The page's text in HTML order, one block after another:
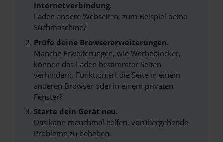
Internetverbindung.
Laden andere Webseiten, zum Beispiel deine
Suchmaschine?
Prüfe deine Browsererweiterungen.
Manche Erweiterungen, wie Werbeblocker,
können das Laden bestimmter Seiten
verhindern. Funktioniert die Seite in einem
anderen Browser oder in einem privaten
Fenster?
Starte dein Gerät neu.
Das kann manchmal helfen, vorübergehende
Probleme zu beheben.